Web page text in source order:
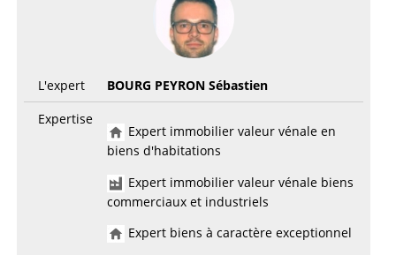
L'expert
BOURG PEYRON Sébastien
Expertise
Expert immobilier valeur vénale en
biens d'habitations
Expert immobilier valeur vénale biens
commerciaux et industriels
Expert biens à caractère exceptionnel